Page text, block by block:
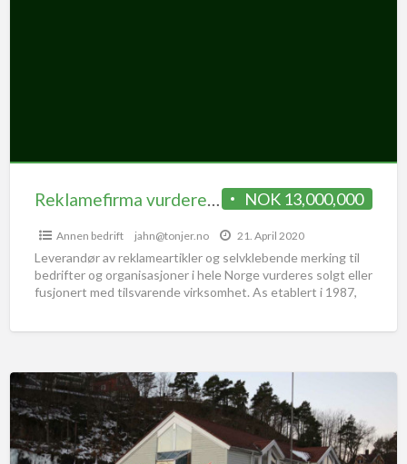
NOK 13,000,000
Reklamefirma vurderes solgt
Annen bedrift jahn@tonjer.no 21. April 2020
Leverandør av reklameartikler og selvklebende merking til
bedrifter og organisasjoner i hele Norge vurderes solgt eller
fusjonert med tilsvarende virksomhet. As etablert i 1987,